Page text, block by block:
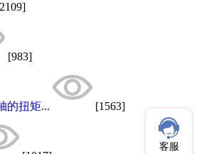
[983]
的扭矩... [1563]
客服